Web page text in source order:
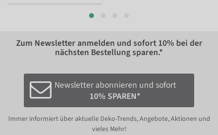
Zum Newsletter anmelden und sofort 10% bei der
nächsten Bestellung sparen.*
Newsletter abonnieren und sofort
10% SPAREN*
Immer informiert über aktuelle Deko-Trends, Angebote, Aktionen und
vieles Mehr!